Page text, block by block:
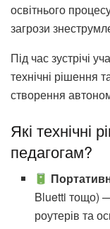
освітнього
загрози
Під час зустрічі
технічні рішення
створення
Які технічні
педагогам?
Bluetti тощо)
роутерів та